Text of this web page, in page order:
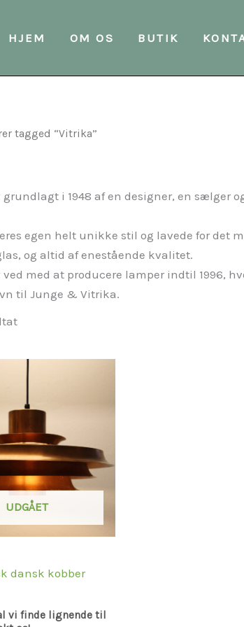
HJEM OM OS BUTIK
tagged “Vitrika”
i 1948 af en designer, en sælger
egen helt unikke stil og lavede for det
og altid af enestående kvalitet.
med at producere lamper indtil 1996,
til Junge & Vitrika.
UDGÅET
dansk kobber
vi finde lignende til